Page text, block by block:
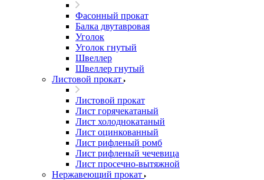
Фасонный прокат
Балка двутавровая
Уголок
Уголок гнутый
Швеллер
Швеллер гнутый
Листовой прокат
Листовой прокат
Лист горячекатаный
Лист холоднокатаный
Лист оцинкованный
Лист рифленый ромб
Лист рифленый чечевица
Лист просечно-вытяжной
Нержавеющий прокат